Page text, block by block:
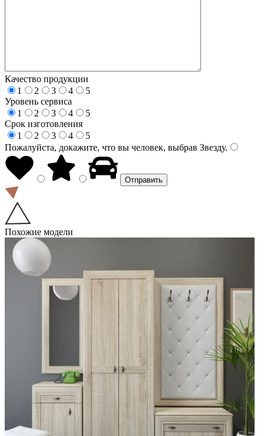
Качество продукции
1
2 3 4
5
Уровень сервиса
1
2 3 4
5
Срок изготовления
1
2 3 4
5
Пожалуйста, докажите, что вы человек, выбрав Звезду.
Похожие модели